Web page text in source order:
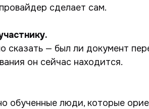
сделает сам.
сказать — был ли документ
он сейчас находится.
обученные люди, которые